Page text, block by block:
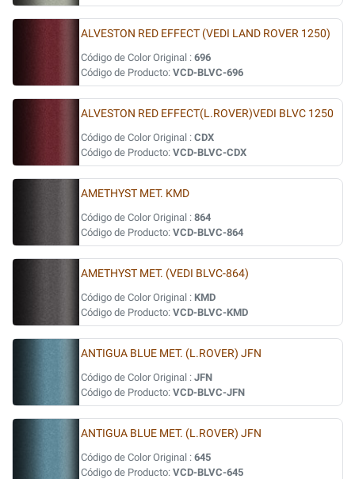
ALVESTON RED EFFECT (VEDI LAND ROVER 1250)
Código de Color Original : 696
Código de Producto: VCD-BLVC-696
ALVESTON RED EFFECT(L.ROVER)VEDI BLVC 1250
Código de Color Original : CDX
Código de Producto: VCD-BLVC-CDX
AMETHYST MET. KMD
Código de Color Original : 864
Código de Producto: VCD-BLVC-864
AMETHYST MET. (VEDI BLVC-864)
Código de Color Original : KMD
Código de Producto: VCD-BLVC-KMD
ANTIGUA BLUE MET. (L.ROVER) JFN
Código de Color Original : JFN
Código de Producto: VCD-BLVC-JFN
ANTIGUA BLUE MET. (L.ROVER) JFN
Código de Color Original : 645
Código de Producto: VCD-BLVC-645